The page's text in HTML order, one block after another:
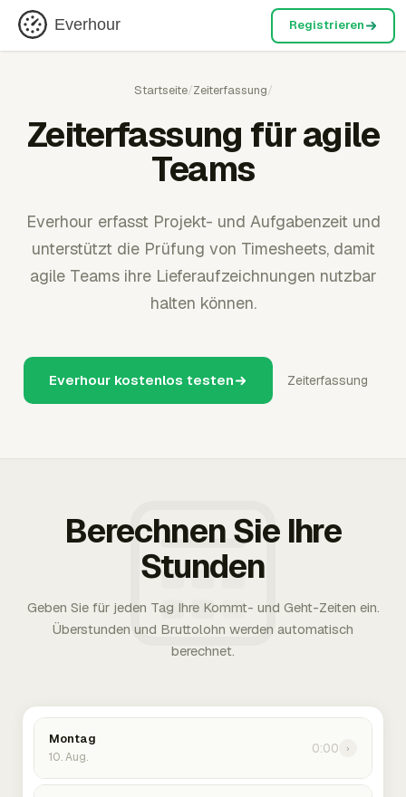
Everhour Registrieren
Startseite/Zeiterfassung/
Zeiterfassung für agile
Teams
Everhour erfasst Projekt- und Aufgabenzeit und
unterstützt die Prüfung von Timesheets, damit
agile Teams ihre Lieferaufzeichnungen nutzbar
halten können.
Everhour kostenlos testen Zeiterfassung
Berechnen Sie Ihre
Stunden
Geben Sie für jeden Tag Ihre Kommt- und Geht-Zeiten ein.
Überstunden und Bruttolohn werden automatisch
berechnet.
Montag
10. Aug.
0:00 ›